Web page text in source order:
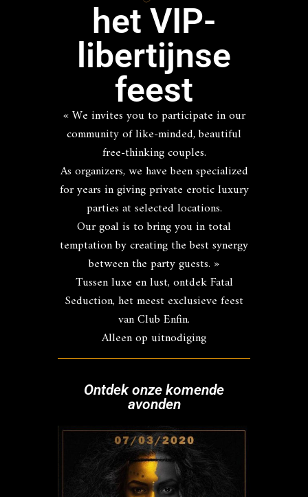
het VIP-
libertijnse
feest
« We invites you to participate in our
community of like-minded, beautiful
free-thinking couples.
As organizers, we have been specialized
for years in giving private erotic luxury
parties at selected locations.
Our goal is to bring you in total
temptation by creating the best synergy
between the party guests. »
Tussen luxe en lust, ontdek Fatal
Seduction, het meest exclusieve feest
van Club Enfin.
Alleen op uitnodiging
Ontdek onze komende
avonden